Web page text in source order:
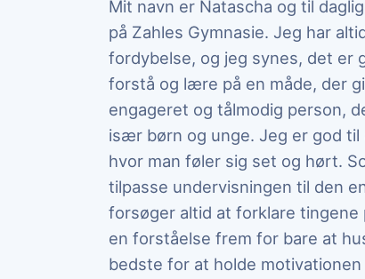
Mit navn er Natascha og til
på Zahles Gymnasie. Jeg har
fordybelse, og jeg synes, det er
forstå og lære på en måde, der
engageret og tålmodig person,
især børn og unge. Jeg er god
hvor man føler sig set og hørt.
tilpasse undervisningen til den
forsøger altid at forklare tingene
en forståelse frem for bare at
bedste for at holde